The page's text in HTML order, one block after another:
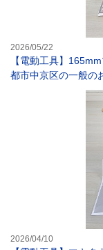
2026/05/22
【電動工具】
都市中京区の一般の
2026/04/10